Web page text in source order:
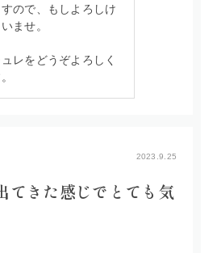
ので、もしよろしけ
ませ。
レをどうぞよろしく
2023.9.25
てきた感じでとても気